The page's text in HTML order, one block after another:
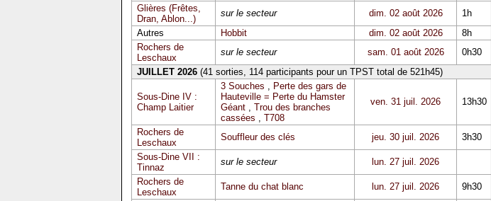
Glières (Frêtes,
Dran, Ablon...)
sur le secteur dim. 02 août 2026 1h
Autres
Hobbit dim. 02 août 2026 8h
Rochers de
Leschaux
sur le secteur sam. 01 août 2026 0h30
JUILLET 2026(41 sorties, 114 participants pour un TPST total de 521h45)
Sous-Dine IV :
Champ Laitier
3 Souches , Perte des gars de
Hauteville = Perte du Hamster
Géant, Trou des branches
cassées , T708
ven. 31 juil. 2026 13h30
Rochers de
Leschaux
Souffleur des clés jeu. 30 juil. 2026 3h30
Sous-Dine VII :
Tinnaz
sur le secteur lun. 27 juil. 2026
Rochers de
Leschaux
Tanne du chat blanc lun. 27 juil. 2026 9h30